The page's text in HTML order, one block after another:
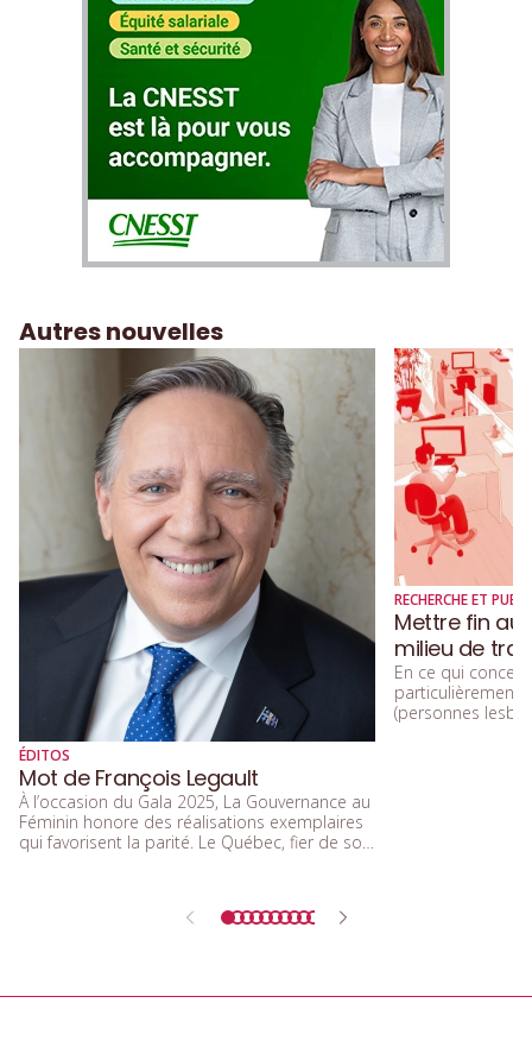
Autres nouvelles
ÉDITOS
Mot de François Legault
À l’occasion du Gala 2025, La Gouvernance au
Féminin honore des réalisations exemplaires
qui favorisent la parité. Le Québec, fier de son
RECHERCHE ET
Mettre fin au
milieu de
En ce qui
particulièrement
(personnes